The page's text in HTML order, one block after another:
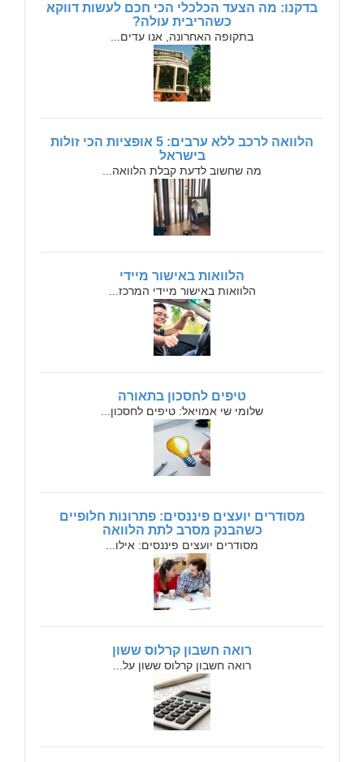
בדקנו: מה הצעד הכלכלי הכי חכם לעשות דווקא
כשהריבית עולה?
בתקופה האחרונה, אנו עדים...
הלוואה לרכב ללא ערבים: 5 אופציות הכי זולות
בישראל
מה שחשוב לדעת קבלת הלוואה...
הלוואות באישור מיידי
הלוואות באישור מיידי המרכז...
טיפים לחסכון בתאורה
שלומי שי אמויאל: טיפים לחסכון...
מסודרים יועצים פיננסים: פתרונות חלופיים
כשהבנק מסרב לתת הלוואה
מסודרים יועצים פיננסים: אילו...
רואה חשבון קרלוס ששון
רואה חשבון קרלוס ששון על...